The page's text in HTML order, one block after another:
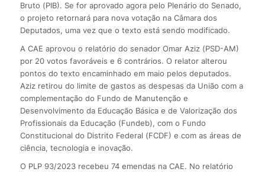
Bruto (PIB). Se for aprovado agora pelo Plenário do Senado,
o projeto retornará para nova votação na Câmara dos
Deputados, uma vez que o texto está sendo modificado.
A CAE aprovou o relatório do senador Omar Aziz (PSD-AM)
por 20 votos favoráveis e 6 contrários. O relator alterou
pontos do texto encaminhado em maio pelos deputados.
Aziz retirou do limite de gastos as despesas da União com a
complementação do Fundo de Manutenção e
Desenvolvimento da Educação Básica e de Valorização dos
Profissionais da Educação (Fundeb), com o Fundo
Constitucional do Distrito Federal (FCDF) e com as áreas de
ciência, tecnologia e inovação.
O PLP 93/2023 recebeu 74 emendas na CAE. No relatório